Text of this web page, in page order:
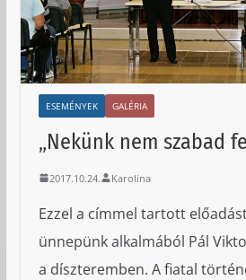
ESEMÉNYEK GALÉRIA
„Nekünk nem szabad
2017.10.24. Karolina
Ezzel a címmel tartott
ünnepünk alkalmából Pál
a díszteremben. A fiatal